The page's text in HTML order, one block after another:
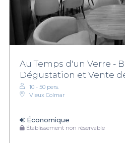
Au Temps d'un Verre -
Dégustation et Vente
Colmar, Alsace
10 - 50 pers.
Vieux Colmar
€ Économique
Établissement non réservable